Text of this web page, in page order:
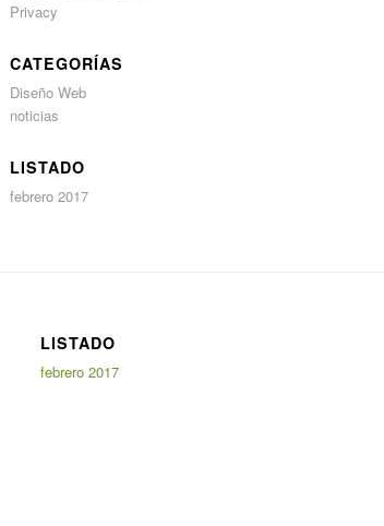
Privacy
CATEGORÍAS
Diseño Web
noticias
LISTADO
febrero 2017
LISTADO
febrero 2017